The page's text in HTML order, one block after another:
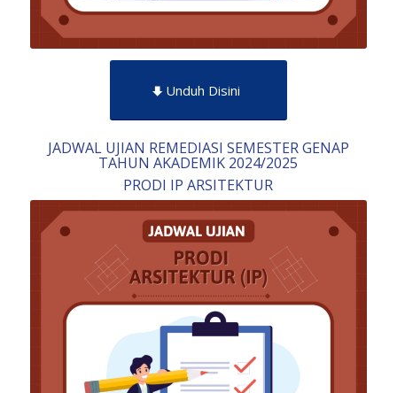
Unduh Disini
JADWAL UJIAN REMEDIASI SEMESTER GENAP
TAHUN AKADEMIK 2024/2025
PRODI IP ARSITEKTUR